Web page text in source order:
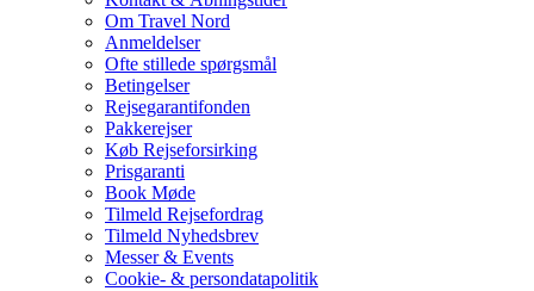
Om Travel Nord
Anmeldelser
Ofte stillede spørgsmål
Betingelser
Rejsegarantifonden
Pakkerejser
Køb Rejseforsirking
Prisgaranti
Book Møde
Tilmeld Rejsefordrag
Tilmeld Nyhedsbrev
Messer & Events
Cookie- & persondatapolitik